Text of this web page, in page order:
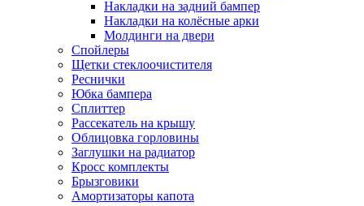
Накладки на задний бампер
Накладки на колёсные арки
Молдинги на двери
Спойлеры
Щетки стеклоочистителя
Реснички
Юбка бампера
Сплиттер
Рассекатель на крышу
Облицовка горловины
Заглушки на радиатор
Кросс комплекты
Брызговики
Амортизаторы капота